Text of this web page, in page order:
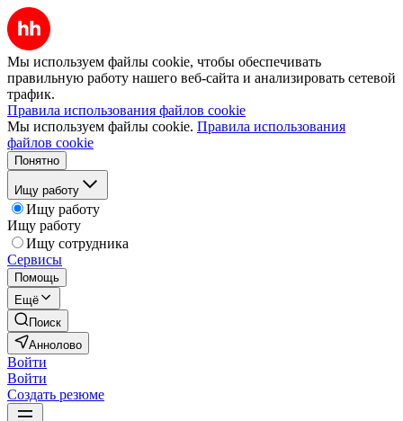
Мы используем файлы cookie, чтобы обеспечивать
правильную работу нашего веб-сайта и анализировать сетевой
трафик.
Правила использования файлов cookie
Мы используем файлы cookie. Правила использования
файлов cookie
Понятно
Ищу работу
Ищу работу
Ищу работу
Ищу сотрудника
Сервисы
Помощь
Ещё
Поиск
Аннолово
Войти
Войти
Создать резюме